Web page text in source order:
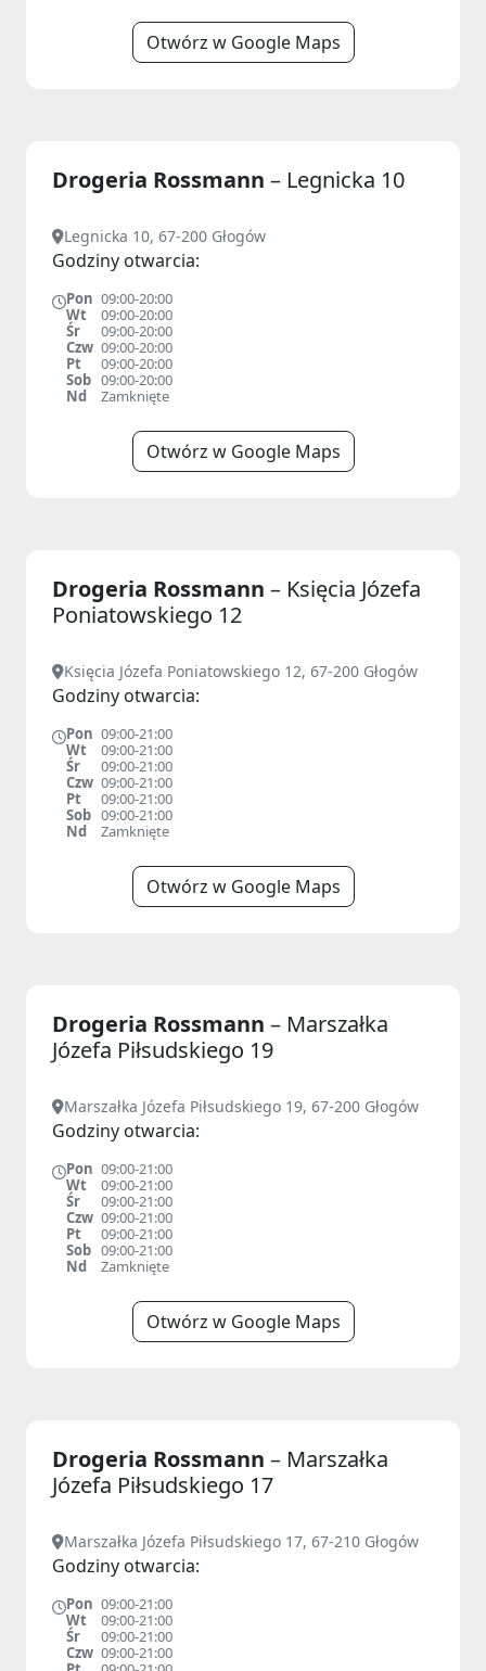
Otwórz w Google Maps
Drogeria Rossmann – Legnicka 10
Legnicka 10, 67-200 Głogów
Godziny otwarcia:
Pon 09:00-20:00
Wt
09:00-20:00
Śr
09:00-20:00
Czw 09:00-20:00
Pt
09:00-20:00
Sob 09:00-20:00
Nd
Zamknięte
Otwórz w Google Maps
Drogeria Rossmann – Księcia Józefa
Poniatowskiego 12
Księcia Józefa Poniatowskiego 12, 67-200 Głogów
Godziny otwarcia:
Pon 09:00-21:00
Wt
09:00-21:00
Śr
09:00-21:00
Czw 09:00-21:00
Pt
09:00-21:00
Sob 09:00-21:00
Nd
Zamknięte
Otwórz w Google Maps
Drogeria Rossmann – Marszałka
Józefa Piłsudskiego 19
Marszałka Józefa Piłsudskiego 19, 67-200 Głogów
Godziny otwarcia:
Pon 09:00-21:00
Wt
09:00-21:00
Śr
09:00-21:00
Czw 09:00-21:00
Pt
09:00-21:00
Sob 09:00-21:00
Nd
Zamknięte
Otwórz w Google Maps
Drogeria Rossmann – Marszałka
Józefa Piłsudskiego 17
Marszałka Józefa Piłsudskiego 17, 67-210 Głogów
Godziny otwarcia:
Pon 09:00-21:00
Wt
09:00-21:00
Śr
09:00-21:00
Czw 09:00-21:00